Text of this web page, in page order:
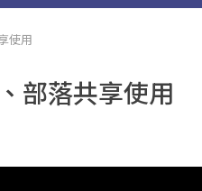
使用
部落共享使用